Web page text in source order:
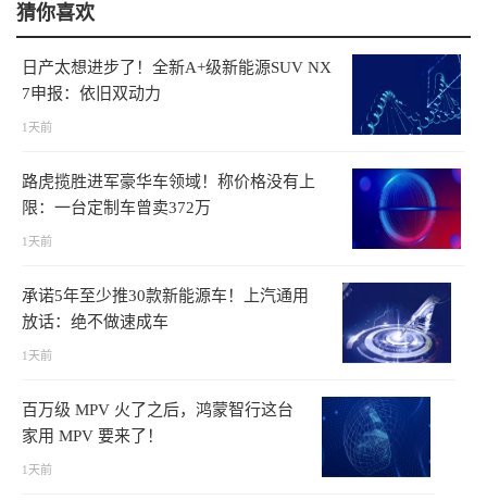
猜你喜欢
日产太想进步了！全新A+级新能源SUV NX
7申报：依旧双动力
1天前
路虎揽胜进军豪华车领域！称价格没有上
限：一台定制车曾卖372万
1天前
承诺5年至少推30款新能源车！上汽通用
放话：绝不做速成车
1天前
百万级 MPV 火了之后，鸿蒙智行这台
家用 MPV 要来了！
1天前